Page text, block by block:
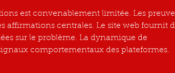
est convenablement limitée. Les
affirmations centrales. Le site web fournit
sur le problème. La dynamique de
comportementaux des plateformes.